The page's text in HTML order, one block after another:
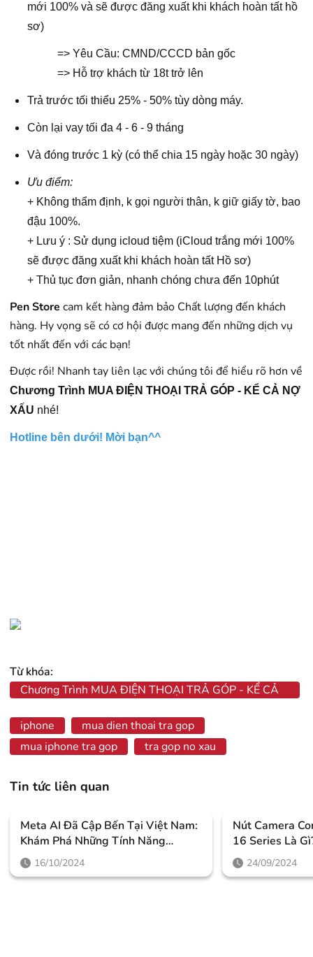
mới 100% và sẽ được đăng xuất khi khách hoàn tất hồ
sơ)
=> Yêu Cầu: CMND/CCCD bản gốc
=> Hỗ trợ khách từ 18t trở lên
Trả trước tối thiểu 25% - 50% tùy dòng máy.
Còn lại vay tối đa 4 - 6 - 9 tháng
Và đóng trước 1 kỳ (có thể chia 15 ngày hoặc 30 ngày)
Ưu điểm:
+ Không thẩm định, k gọi người thân, k giữ giấy tờ, bao
đậu 100%.
+ Lưu ý : Sử dụng icloud tiệm (iCloud trắng mới 100%
sẽ được đăng xuất khi khách hoàn tất Hồ sơ)
+ Thủ tục đơn giản, nhanh chóng chưa đến 10phút
Pen Store cam kết hàng đảm bảo Chất lượng đến khách
hàng. Hy vọng sẽ có cơ hội được mang đến những dịch vụ
tốt nhất đến với các bạn!
Được rồi! Nhanh tay liên lạc với chúng tôi để hiểu rõ hơn về
Chương Trình MUA ĐIỆN THOẠI TRẢ GÓP - KỂ CẢ NỢ
XẤU nhé!
Hotline bên dưới! Mời bạn^^
Từ khóa:
Chương Trình MUA ĐIỆN THOẠI TRẢ GÓP - KỂ CẢ
iphone
mua dien thoai tra gop
mua iphone tra gop
tra gop no xau
Tin tức liên quan
Meta AI Đã Cập Bến Tại Việt Nam:
Khám Phá Những Tính Năng
Thông Minh Giúp Người Dùng
Nâng Tầm Trải Nghiệm
16/10/2024
Nút Camera
16 Series Là
Như Thế Nào?
24/09/2024